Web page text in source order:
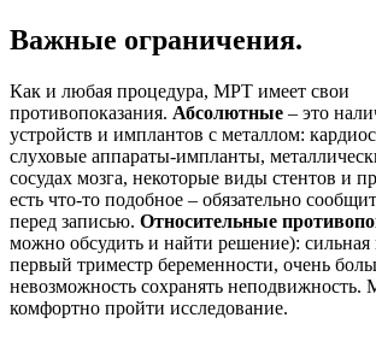
Важные ограничения.
Как и любая процедура, МРТ имеет свои
противопоказания. Абсолютные – это
устройств и имплантов с металлом:
слуховые аппараты-импланты,
сосудах мозга, некоторые виды стентов и
есть что-то подобное – обязательно
перед записью. Относительные
можно обсудить и найти решение): сильная
первый триместр беременности, очень
невозможность сохранять
комфортно пройти исследование.